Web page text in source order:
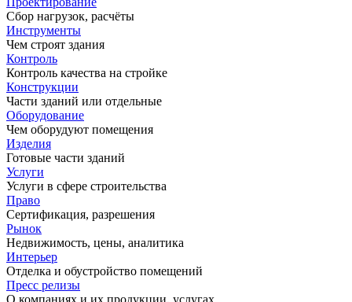
Сбор нагрузок, расчёты
Инструменты
Чем строят здания
Контроль
Контроль качества на стройке
Конструкции
Части зданий или отдельные
Оборудование
Чем оборудуют помещения
Изделия
Готовые части зданий
Услуги
Услуги в сфере строительства
Право
Сертификация, разрешения
Рынок
Недвижимость, цены, аналитика
Интерьер
Отделка и обустройство помещений
Пресс релизы
О компаниях и их продукции, услугах